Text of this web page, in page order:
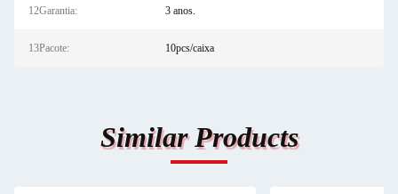
12Garantia: 3 anos.
13Pacote: 10pcs/caixa
Similar Products